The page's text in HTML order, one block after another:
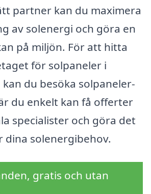
partner kan du maximera
av solenergi och göra en
på miljön. För att hitta
för solpaneler i
kan du besöka solpaneler-
du enkelt kan få offerter
specialister och göra det
dina solenergibehov.
gratis och utan